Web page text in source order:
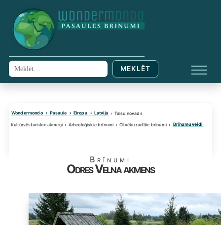
content
Meklēt: MEKLĒT
Wondermondo Pasaule Eiropa Latvija Talsu novads
Kultūrvēsturiskie akmeņi Arheoloģiskie brīnumi Cilvēku radītie brīnumi Brīnumu veidi
Brīnumi
Odres Velna akmens